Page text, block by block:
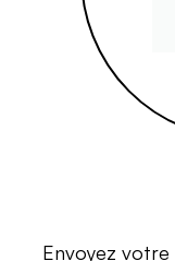
Envoyez votre